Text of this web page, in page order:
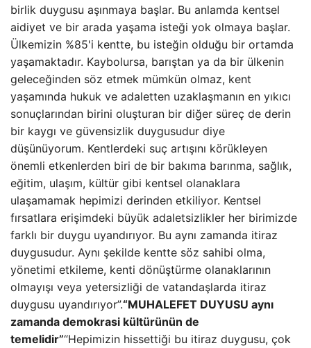
birlik duygusu aşınmaya başlar. Bu anlamda kentsel
aidiyet ve bir arada yaşama isteği yok olmaya başlar.
Ülkemizin %85'i kentte, bu isteğin olduğu bir ortamda
yaşamaktadır. Kaybolursa, barıştan ya da bir ülkenin
geleceğinden söz etmek mümkün olmaz, kent
yaşamında hukuk ve adaletten uzaklaşmanın en yıkıcı
sonuçlarından birini oluşturan bir diğer süreç de derin
bir kaygı ve güvensizlik duygusudur diye
düşünüyorum. Kentlerdeki suç artışını körükleyen
önemli etkenlerden biri de bir bakıma barınma, sağlık,
eğitim, ulaşım, kültür gibi kentsel olanaklara
ulaşamamak hepimizi derinden etkiliyor. Kentsel
fırsatlara erişimdeki büyük adaletsizlikler her birimizde
farklı bir duygu uyandırıyor. Bu aynı zamanda itiraz
duygusudur. Aynı şekilde kentte söz sahibi olma,
yönetimi etkileme, kenti dönüştürme olanaklarının
olmayışı veya yetersizliği de vatandaşlarda itiraz
duygusu uyandırıyor”.“MUHALEFET DUYUSU aynı
zamanda demokrasi kültürünün de
temelidir”“Hepimizin hissettiği bu itiraz duygusu, çok